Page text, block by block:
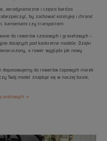
aerodynamiczne i często bardzo
by zachować estetykę i chronić
kamieniami czy transportem.
do rowerów szosowych i gravelowych –
dociętych pod konkretne modele. Dzięki
a rower wygląda jak nowy
do rowerów topowych marek
Twój model znajduje się w naszej bazie,
»